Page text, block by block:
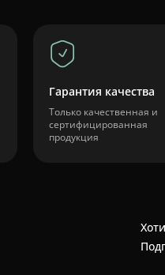
Гарантия качества
Только качественная и
сертифицированная
продукция